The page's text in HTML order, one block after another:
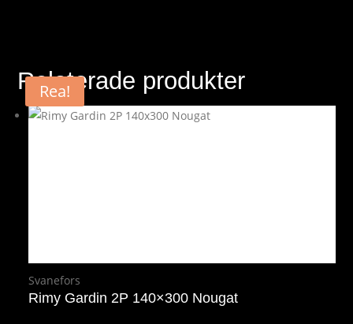
Relaterade produkter
Svanefors
Rimy Gardin 2P 140×300 Nougat
Rea!